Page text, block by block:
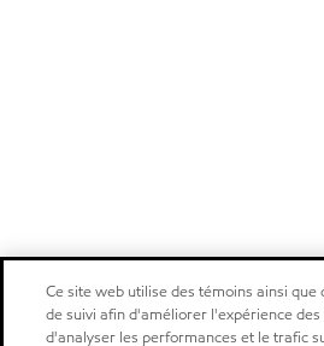
Ce site web utilise des témoins ainsi
de suivi afin d'améliorer l'expérience
d'analyser les performances et le trafic